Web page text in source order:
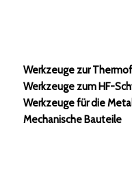
Werkzeuge zur
Werkzeuge zum HF-
Werkzeuge für die
Mechanische Bauteile